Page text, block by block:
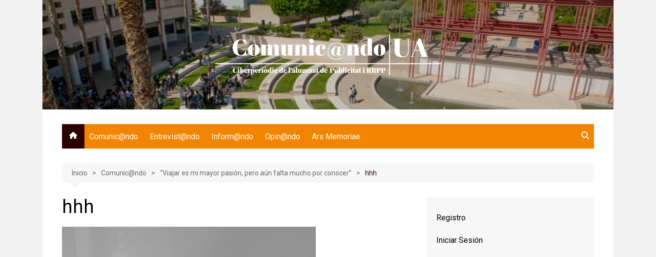
Comunic@ndo Entrevist@ndo Inform@ndo Opin@ndo Ars Memoriae
Inicio Comunic@ndo “Viajar es mi mayor pasión, pero aún falta mucho por conocer” hhh
hhh
Registro
Iniciar Sesión